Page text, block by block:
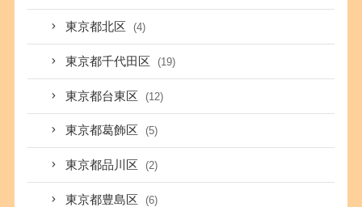
東京都北区 (4)
東京都千代田区 (19)
東京都台東区 (12)
東京都葛飾区 (5)
東京都品川区 (2)
東京都豊島区 (6)